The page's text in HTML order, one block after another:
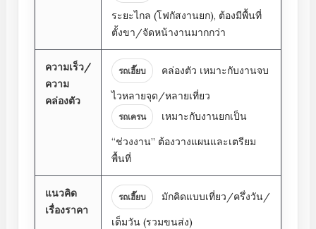
ระยะไกล (โฟกัสงานยก), ต้องมีพื้นที่
ตั้งขา/จัดหน้างานมากกว่า
ความเร็ว/
ความ
คล่องตัว
รถเฮี๊ยบ
คล่องตัว เหมาะกับงานจบ
ไวหลายจุด/หลายเที่ยว
รถเครน
เหมาะกับงานยกเป็น
“ช่วงงาน” ต้องวางแผนและเตรียม
พื้นที่
แนวคิด
เรื่องราคา
รถเฮี๊ยบ
มักคิดแบบเที่ยว/ครึ่งวัน/
เต็มวัน (รวมขนส่ง)